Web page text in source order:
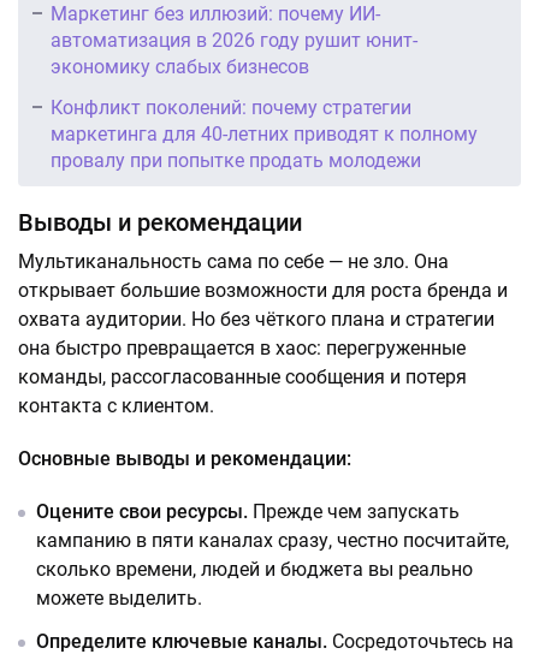
Маркетинг без иллюзий: почему ИИ-
автоматизация в 2026 году рушит юнит-
экономику слабых бизнесов
Конфликт поколений: почему стратегии
маркетинга для 40-летних приводят к полному
провалу при попытке продать молодежи
Выводы и рекомендации
Мультиканальность сама по себе — не зло. Она
открывает большие возможности для роста бренда и
охвата аудитории. Но без чёткого плана и стратегии
она быстро превращается в хаос: перегруженные
команды, рассогласованные сообщения и потеря
контакта с клиентом.
Основные выводы и рекомендации:
Оцените свои ресурсы. Прежде чем запускать
кампанию в пяти каналах сразу, честно посчитайте,
сколько времени, людей и бюджета вы реально
можете выделить.
Определите ключевые каналы. Сосредоточьтесь на